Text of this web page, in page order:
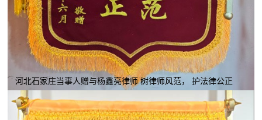
河北石家庄当事人赠与杨鑫亮律师 树律师风范， 护法律公正